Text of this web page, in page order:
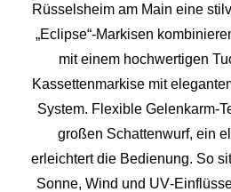
Rüsselsheim am Main eine
„Eclipse“-Markisen
mit einem hochwertigen
Kassettenmarkise mit
System. Flexible
großen Schattenwurf, ein
erleichtert die Bedienung. So
Sonne, Wind und